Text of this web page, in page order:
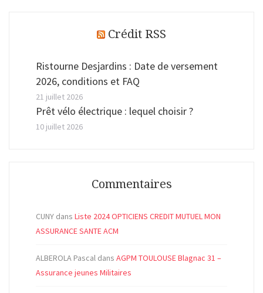
Crédit RSS
Ristourne Desjardins : Date de versement
2026, conditions et FAQ
21 juillet 2026
Prêt vélo électrique : lequel choisir ?
10 juillet 2026
Commentaires
CUNY dans Liste 2024 OPTICIENS CREDIT MUTUEL MON
ASSURANCE SANTE ACM
ALBEROLA Pascal dans AGPM TOULOUSE Blagnac 31 –
Assurance jeunes Militaires